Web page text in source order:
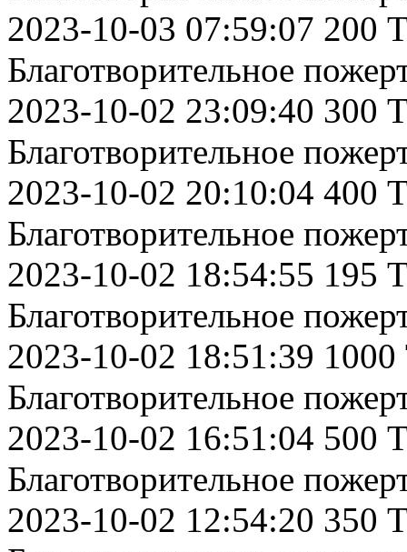
2023-10-03 07:59:07 200
Благотворительное
2023-10-02 23:09:40 300
Благотворительное
2023-10-02 20:10:04 400
Благотворительное
2023-10-02 18:54:55 195
Благотворительное
2023-10-02 18:51:39 1000
Благотворительное
2023-10-02 16:51:04 500
Благотворительное
2023-10-02 12:54:20 350